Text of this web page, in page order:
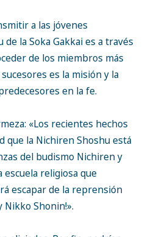
a las jóvenes
la Soka Gakkai es a través
de los miembros más
es la misión y la
en la fe.
«Los recientes hechos
que la Nichiren Shoshu está
del budismo Nichiren y
religiosa que
escapar de la reprensión
Shonin!».